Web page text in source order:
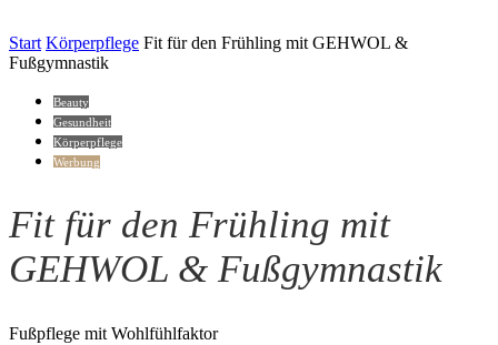
Start Körperpflege Fit für den Frühling mit GEHWOL &
Fußgymnastik
Beauty
Gesundheit
Körperpflege
Werbung
Fit für den Frühling mit
GEHWOL & Fußgymnastik
Fußpflege mit Wohlfühlfaktor